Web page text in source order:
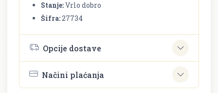
Stanje:Vrlo dobro
Šifra:27734
Opcije dostave
Načini plaćanja